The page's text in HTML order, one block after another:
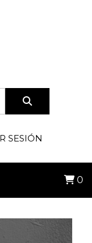
SESIÓN
0